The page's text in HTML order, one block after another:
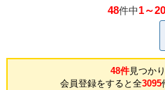
48件中1～
48件見つか
会員登録をすると全3095